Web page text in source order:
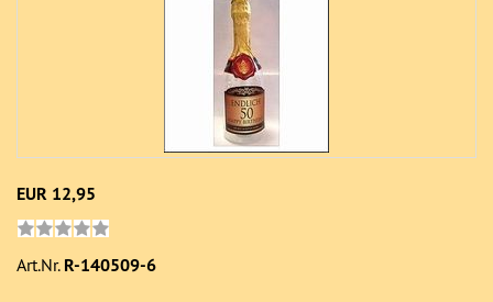
EUR 12,95
Art.Nr. R-140509-6